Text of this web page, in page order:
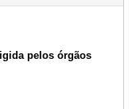
pelos órgãos